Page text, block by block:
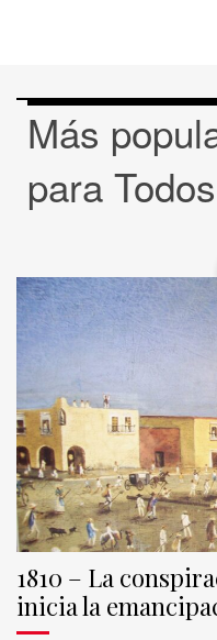
Más
para Todos
1810 – La
inicia la